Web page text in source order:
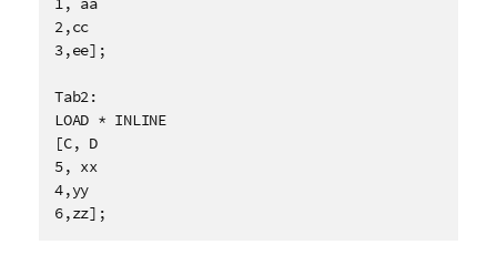
2,cc
3,ee];
Tab2:
LOAD * INLINE
[C, D
5, xx
4,yy
6,zz];